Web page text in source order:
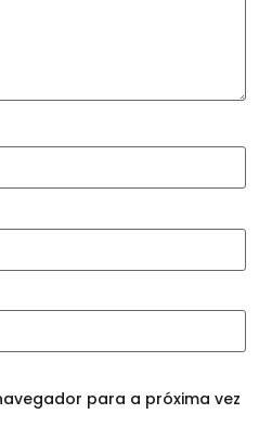
para a próxima vez